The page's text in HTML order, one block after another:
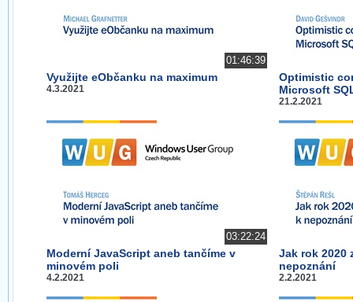
01:46:39
Využijte eObčanku na maximum
4.3.2021
Optimistic
Microsoft
21.2.2021
03:22:24
Moderní JavaScript aneb tančíme v
minovém poli
4.2.2021
Jak rok 2020
nepoznání
2.2.2021